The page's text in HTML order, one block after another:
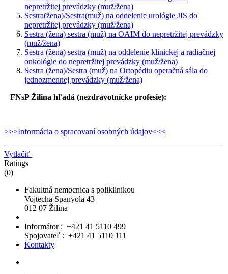
nepretržitej prevádzky (muž/žena)
Sestra(žena)/Sestra(muž) na oddelenie urológie JIS do
nepretržitej prevádzky (muž/žena)
Sestra (žena) sestra (muž) na OAIM do nepretržitej prevádzky
(muž/žena)
Sestra (žena) sestra (muž) na oddelenie klinickej a radiačnej
onkológie do nepretržitej prevádzky (muž/žena)
Sestra (žena)/Sestra (muž) na Ortopédiu operačná sála do
jednozmennej prevádzky (muž/žena)
FNsP Žilina hľadá (nezdravotnícke profesie):
>>>Informácia o spracovaní osobných údajov<<<
Vytlačiť
Ratings
(0)
Fakultná nemocnica s poliklinikou
Vojtecha Spanyola 43
012 07 Žilina
Informátor : +421 41 5110 499
Spojovateľ : +421 41 5110 111
Kontakty